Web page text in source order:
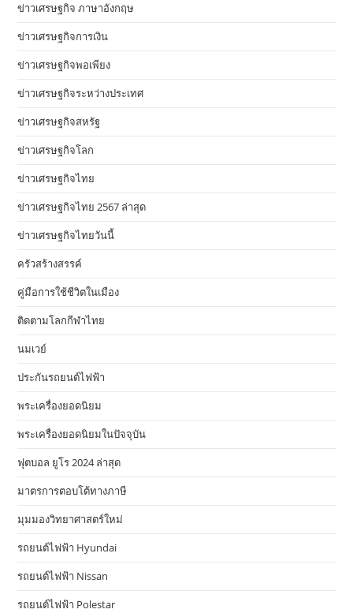
ข่าวเศรษฐกิจ ภาษาอังกฤษ
ข่าวเศรษฐกิจการเงิน
ข่าวเศรษฐกิจพอเพียง
ข่าวเศรษฐกิจระหว่างประเทศ
ข่าวเศรษฐกิจสหรัฐ
ข่าวเศรษฐกิจโลก
ข่าวเศรษฐกิจไทย
ข่าวเศรษฐกิจไทย 2567 ล่าสุด
ข่าวเศรษฐกิจไทยวันนี้
ครัวสร้างสรรค์
คู่มือการใช้ชีวิตในเมือง
ติดตามโลกกีฬาไทย
นมเวย์
ประกันรถยนต์ไฟฟ้า
พระเครื่องยอดนิยม
พระเครื่องยอดนิยมในปัจจุบัน
ฟุตบอล ยูโร 2024 ล่าสุด
มาตรการตอบโต้ทางภาษี
มุมมองวิทยาศาสตร์ใหม่
รถยนต์ไฟฟ้า Hyundai
รถยนต์ไฟฟ้า Nissan
รถยนต์ไฟฟ้า Polestar